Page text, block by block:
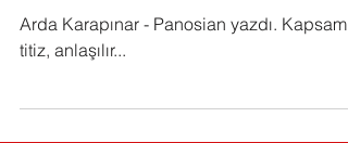
Kişilerdeki Etkileri: Bilimsel
Bulgular, Klinik Veriler ve